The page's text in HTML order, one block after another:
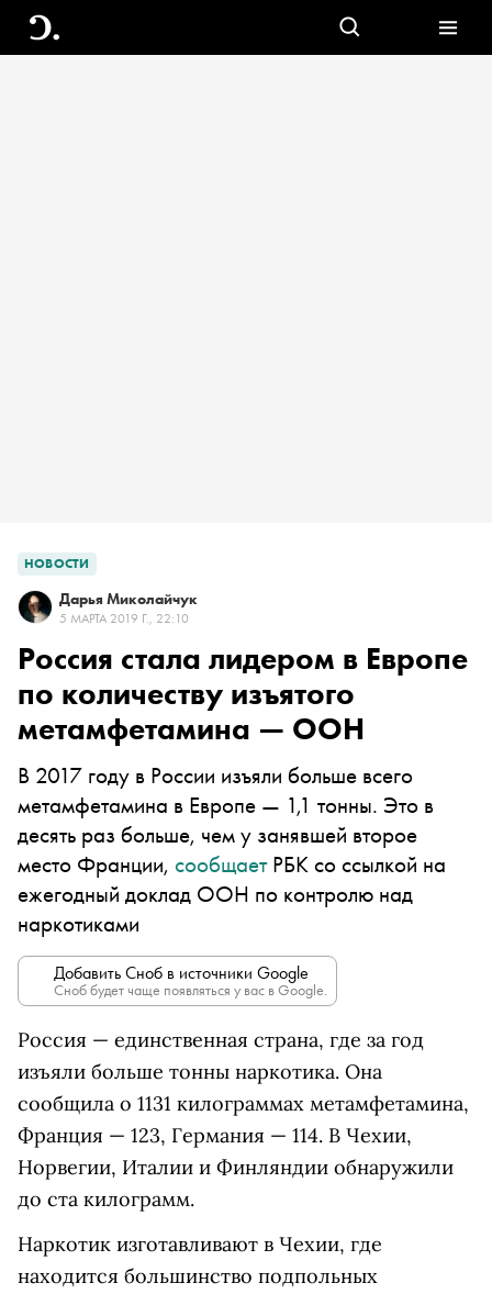
НОВОСТИ
Дарья Миколайчук
5 МАРТА 2019 Г., 22:10
Россия стала лидером в Европе
по количеству изъятого
метамфетамина — ООН
В 2017 году в России изъяли больше всего
метамфетамина в Европе — 1,1 тонны. Это в
десять раз больше, чем у занявшей второе
место Франции, сообщаетРБК со ссылкой на
ежегодный доклад ООН по контролю над
наркотиками
Добавить Сноб в источники Google
Сноб будет чаще появляться у вас в Google.
Россия — единственная страна, где за год
изъяли больше тонны наркотика. Она
сообщила о 1131 килограммах метамфетамина,
Франция — 123, Германия — 114. В Чехии,
Норвегии, Италии и Финляндии обнаружили
до ста килограмм.
Наркотик изготавливают в Чехии, где
находится большинство подпольных